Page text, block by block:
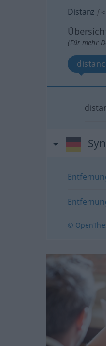
Distanz f <
(Für mehr
©